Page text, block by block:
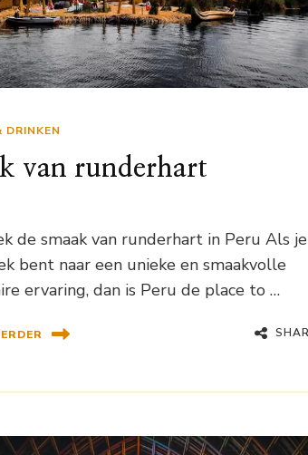
DRINKEN
van runderhart
de smaak van runderhart in Peru Als je
bent naar een unieke en smaakvolle
ervaring, dan is Peru de place to …